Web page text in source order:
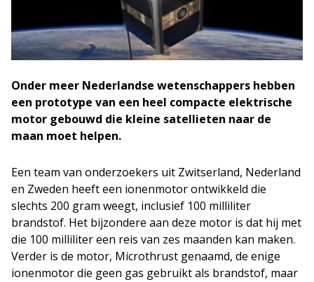
Onder meer Nederlandse wetenschappers hebben
een prototype van een heel compacte elektrische
motor gebouwd die kleine satellieten naar de
maan moet helpen.
Een team van onderzoekers uit Zwitserland, Nederland
en Zweden heeft een ionenmotor ontwikkeld die
slechts 200 gram weegt, inclusief 100 milliliter
brandstof. Het bijzondere aan deze motor is dat hij met
die 100 milliliter een reis van zes maanden kan maken.
Verder is de motor, Microthrust genaamd, de enige
ionenmotor die geen gas gebruikt als brandstof, maar